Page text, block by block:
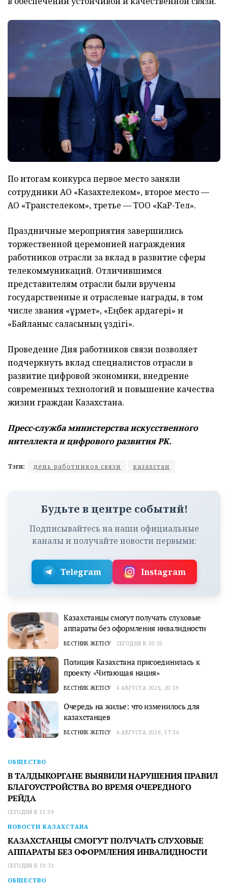
По итогам конкурса первое место заняли
сотрудники АО «Казахтелеком», второе место —
АО «Транстелеком», третье — ТОО «КаР-Тел».
Праздничные мероприятия завершились
торжественной церемонией награждения
работников отрасли за вклад в развитие сферы
телекоммуникаций. Отличившимся
представителям отрасли были вручены
государственные и отраслевые награды, в том
числе звания «Құрмет», «Еңбек ардагері» и
«Байланыс саласының үздігі».
Проведение Дня работников связи позволяет
подчеркнуть вклад специалистов отрасли в
развитие цифровой экономики, внедрение
современных технологий и повышение качества
жизни граждан Казахстана.
Пресс-служба министерства искусственного
интеллекта и цифрового развития РК.
Тэги: день работников связи казахстан
Будьте в центре событий!
Подписывайтесь на наши официальные
каналы и получайте новости первыми:
Telegram Instagram
Казахстанцы смогут получать слуховые
аппараты без оформления инвалидности
ВЕСТНИК ЖЕТІСУ СЕГОДНЯ В 10:31
Полиция Казахстана присоединилась к
проекту «Читающая нация»
ВЕСТНИК ЖЕТІСУ 6 АВГУСТА 2026, 20:39
Очередь на жилье: что изменилось для
казахстанцев
ВЕСТНИК ЖЕТІСУ 6 АВГУСТА 2026, 17:36
ОБЩЕСТВО
В ТАЛДЫКОРГАНЕ ВЫЯВИЛИ НАРУШЕНИЯ ПРАВИЛ
БЛАГОУСТРОЙСТВА ВО ВРЕМЯ ОЧЕРЕДНОГО
РЕЙДА
СЕГОДНЯ В 11:19
НОВОСТИ КАЗАХСТАНА
КАЗАХСТАНЦЫ СМОГУТ ПОЛУЧАТЬ СЛУХОВЫЕ
АППАРАТЫ БЕЗ ОФОРМЛЕНИЯ ИНВАЛИДНОСТИ
СЕГОДНЯ В 10:31
ОБЩЕСТВО